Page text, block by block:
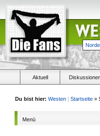
Aktuell
Du bist hier: Westen | Startseite »
Menü